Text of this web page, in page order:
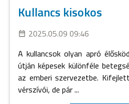
Kullancs kisokos
2025.05.09 09:46
A kullancsok olyan apró
útján képesek különféle
az emberi szervezetbe.
vérszívói, de pár ...